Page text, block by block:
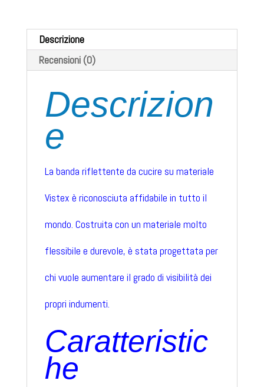
Descrizione
Recensioni (0)
Descrizion
e
La banda riflettente da cucire su materiale
Vistex è riconosciuta affidabile in tutto il
mondo. Costruita con un materiale molto
flessibile e durevole, è stata progettata per
chi vuole aumentare il grado di visibilità dei
propri indumenti.
Caratteristic
he